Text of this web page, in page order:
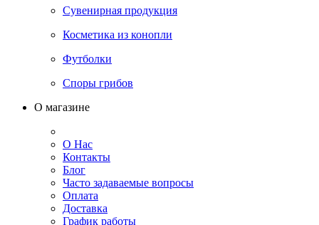
Сувенирная продукция
Косметика из конопли
Футболки
Споры грибов
О магазине
О Нас
Контакты
Блог
Часто задаваемые вопросы
Оплата
Доставка
График работы